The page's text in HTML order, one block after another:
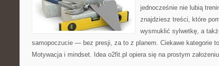
jednocześnie nie lubią
znajdziesz treści, które
wysmuklić sylwetkę, a
samopoczucie — bez presji, za to z planem. Ciekawe kategorie
Motywacja i mindset. Idea o2fit.pl opiera się na prostym